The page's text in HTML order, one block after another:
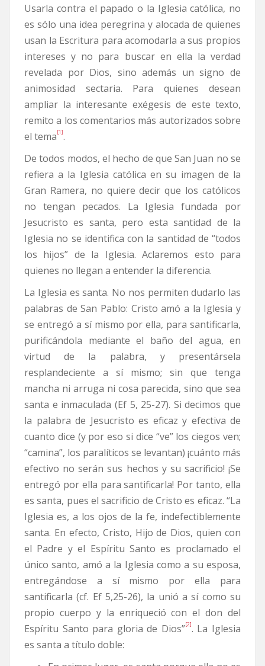
Usarla contra el papado o la Iglesia católica, no
es sólo una idea peregrina y alocada de quienes
usan la Escritura para acomodarla a sus propios
intereses y no para buscar en ella la verdad
revelada por Dios, sino además un signo de
animosidad sectaria. Para quienes desean
ampliar la interesante exégesis de este texto,
remito a los comentarios más autorizados sobre
el tema[1].
De todos modos, el hecho de que San Juan no se
refiera a la Iglesia católica en su imagen de la
Gran Ramera, no quiere decir que los católicos
no tengan pecados. La Iglesia fundada por
Jesucristo es santa, pero esta santidad de la
Iglesia no se identifica con la santidad de “todos
los hijos” de la Iglesia. Aclaremos esto para
quienes no llegan a entender la diferencia.
La Iglesia es santa. No nos permiten dudarlo las
palabras de San Pablo: Cristo amó a la Iglesia y
se entregó a sí mismo por ella, para santificarla,
purificándola mediante el baño del agua, en
virtud de la palabra, y presentársela
resplandeciente a sí mismo; sin que tenga
mancha ni arruga ni cosa parecida, sino que sea
santa e inmaculada (Ef 5, 25-27). Si decimos que
la palabra de Jesucristo es eficaz y efectiva de
cuanto dice (y por eso si dice “ve” los ciegos ven;
“camina”, los paralíticos se levantan) ¡cuánto más
efectivo no serán sus hechos y su sacrificio! ¡Se
entregó por ella para santificarla! Por tanto, ella
es santa, pues el sacrificio de Cristo es eficaz. “La
Iglesia es, a los ojos de la fe, indefectiblemente
santa. En efecto, Cristo, Hijo de Dios, quien con
el Padre y el Espíritu Santo es proclamado el
único santo, amó a la Iglesia como a su esposa,
entregándose a sí mismo por ella para
santificarla (cf. Ef 5,25-26), la unió a sí como su
propio cuerpo y la enriqueció con el don del
Espíritu Santo para gloria de Dios”[2]. La Iglesia
es santa a título doble: